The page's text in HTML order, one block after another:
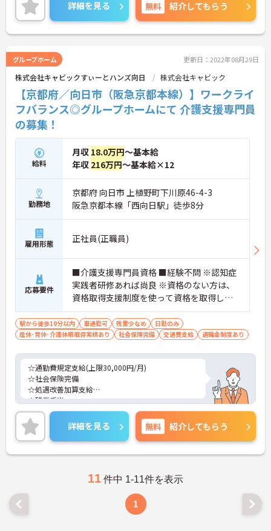
☆昇給あり
☆制服貸与
☆研修制度
☆インフルエンザ予防接種
☆定期健康診断
詳細を見る 無料 紹介してもらう
グループホーム 更新日：2022年08月29日
株式会社キャビックすぃーとハンズ向日 株式会社キャビック
【京都府／向日市（阪急京都本線）】ワークライ
フバランス◎グループホームにて 介護支援専門員
の募集！
給料
月収 18.0万円～基本給
年収 216万円～基本給×12
勤務地
京都府 向日市 上植野町下川原46-4-3
阪急京都本線「西向日駅」徒歩8分
雇用形態 正社員(正職員)
応募要件
■介護支援専門員資格 ■経験不問 ※認知症
実践者研修あれば尚良 ※資格のない方は、
資格取得支援制度を使って資格を取得して
頂きますので、安心してキャリアアップも
可能です。
駅から徒歩10分以内 車通勤可 残業少なめ
日勤のみ
産休･育休･介護休暇取得実績あり
社会保険完備 交通費支給 退職金制度あり
☆通勤費規定支給(上限30,000円/月)
☆社会保険完備
☆処遇改善加算支給
☆残業手当
☆皆勤手当
☆年末年始手当
☆昇給あり
☆制服貸与
☆研修制度
☆インフルエンザ予防接種
詳細を見る 無料 紹介してもらう
11 件中 1-11件を表示
1